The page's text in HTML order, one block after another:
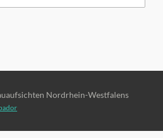
Nordrhein-Westfalens